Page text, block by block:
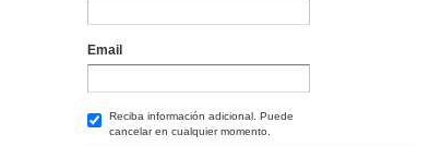
Email
Reciba información adicional. Puede
cancelar en cualquier momento.